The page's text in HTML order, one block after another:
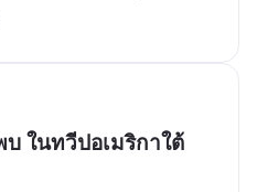
ในทวีปอเมริกาใต้